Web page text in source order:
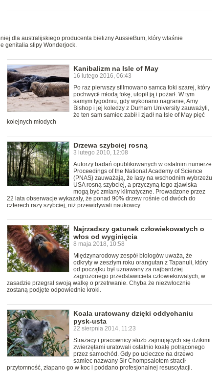
dla australijskiego producenta bielizny AussieBum, który właśnie
genitalia slipy Wonderjock.
Kanibalizm na Isle of May
16 lutego 2016, 06:43
Po raz pierwszy sfilmowano samca foki szarej, który
pochwycił młodą fokę, utopił ją i pożarł. W tym
samym tygodniu, gdy wykonano nagranie, Amy
Bishop i jej koledzy z Durham University zauważyli,
że ten sam samiec zabił i zjadł na Isle of May pięć
kolejnych młodych
Drzewa szybciej rosną
3 lutego 2010, 12:08
Autorzy badań opublikowanych w ostatnim numerze
Proceedings of the National Academy of Science
(PNAS) zauważają, że lasy na wschodnim wybrzeżu
USA rosną szybciej, a przyczyną tego zjawiska
mogą być zmiany klimatyczne. Prowadzone przez
22 lata obserwacje wykazały, że ponad 90% drzew rośnie od dwóch do
czterech razy szybciej, niż przewidywali naukowcy.
Najrzadszy gatunek człowiekowatych o
włos od wyginięcia
8 maja 2018, 10:58
Międzynarodowy zespół biologów uważa, że
odkryty w zeszłym roku orangutan z Tapanuli, który
od początku był uznawany za najbardziej
zagrożonego przedstawiciela człowiekowatych, w
zasadzie przegrał swoją walkę o przetrwanie. Chyba że niezwłocznie
zostaną podjęte odpowiednie kroki.
Koala uratowany dzięki oddychaniu
pysk-usta
22 sierpnia 2014, 11:23
Strażacy i pracownicy służb zajmujących się dzikimi
zwierzętami uratowali ostatnio koalę potrąconego
przez samochód. Gdy po ucieczce na drzewo
samiec nazwany Sir Chompsalotem stracił
przytomność, złapano go w koc i poddano profesjonalnej resuscytacji.